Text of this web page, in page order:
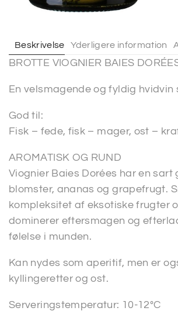
Beskrivelse Yderligere information
BROTTE VIOGNIER BAIES
En velsmagende og fyldig
God til:
Fisk – fede, fisk – mager, ost –
AROMATISK OG RUND
Viognier Baies Dorées har en
blomster, ananas og grapefrugt.
kompleksitet af eksotiske frugter
dominerer eftersmagen og
følelse i munden.
Kan nydes som aperitif, men er
kyllingeretter og ost.
Serveringstemperatur: 10-12°C